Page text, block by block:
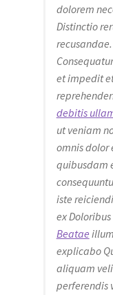
dolorem
Distinctio
et impedit
debitis
ut veniam
omnis dolor
quibusdam
iste
ex
Beatae
explicabo
aliquam
perferendis